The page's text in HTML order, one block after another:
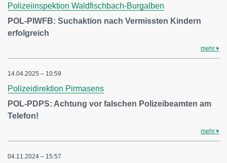
Polizeiinspektion Waldfischbach-Burgalben
POL-PIWFB: Suchaktion nach Vermissten Kindern
erfolgreich
mehr
14.04.2025 – 10:59
Polizeidirektion Pirmasens
POL-PDPS: Achtung vor falschen Polizeibeamten am
Telefon!
mehr
04.11.2024 – 15:57